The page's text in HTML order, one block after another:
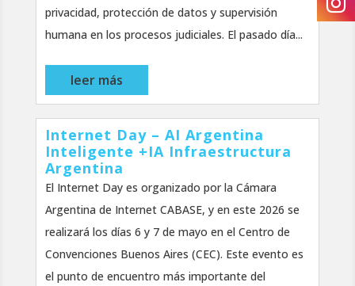
privacidad, protección de datos y supervisión
humana en los procesos judiciales. El pasado día...
leer más
Internet Day – AI Argentina
Inteligente +IA Infraestructura
Argentina
El Internet Day es organizado por la Cámara
Argentina de Internet CABASE, y en este 2026 se
realizará los días 6 y 7 de mayo en el Centro de
Convenciones Buenos Aires (CEC). Este evento es
el punto de encuentro más importante del